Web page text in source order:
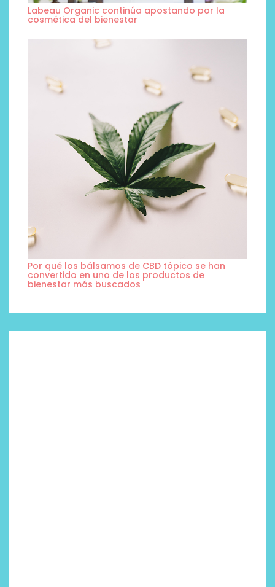
Labeau Organic continúa apostando por la
cosmética del bienestar
Por qué los bálsamos de CBD tópico se han
convertido en uno de los productos de
bienestar más buscados